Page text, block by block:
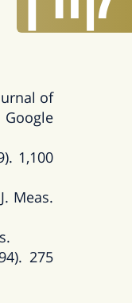
of
1,100
Meas.
275